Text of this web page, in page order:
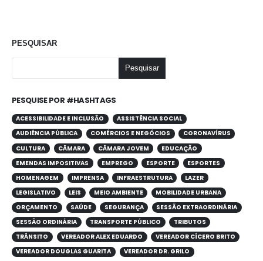
PESQUISAR
Pesquisar
PESQUISE POR #HASHTAGS
ACESSIBILIDADE E INCLUSÃO
ASSISTÊNCIA SOCIAL
AUDIÊNCIA PÚBLICA
COMÉRCIOS E NEGÓCIOS
CORONAVÍRUS
CULTURA
CÂMARA CÂMARA JOVEM
EDUCAÇÃO
EMENDAS IMPOSITIVAS
EMPREGO ESPORTE
ESPORTES
HOMENAGEM
IMPRENSA INFRAESTRUTURA
LAZER
LEGISLATIVO
LEIS MEIO AMBIENTE
MOBILIDADE URBANA
ORÇAMENTO
SAÚDE SEGURANÇA
SESSÃO EXTRAORDINÁRIA
SESSÃO ORDINÁRIA
TRANSPORTE PÚBLICO
TRIBUTOS
TRÂNSITO
VEREADOR ALEX EDUARDO
VEREADOR CÍCERO BRITO
VEREADOR DOUGLAS GUARITA
VEREADOR DR. GRILO